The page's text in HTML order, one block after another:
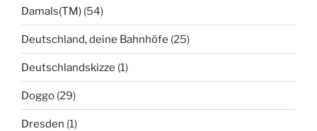
Damals(TM) (54)
Deutschland, deine Bahnhöfe (25)
Deutschlandskizze (1)
Doggo (29)
Dresden (1)